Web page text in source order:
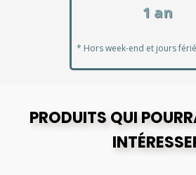
1 an
* Hors week-end et jours
PRODUITS QUI